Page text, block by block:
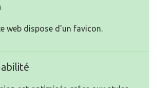
web dispose d'un favicon.